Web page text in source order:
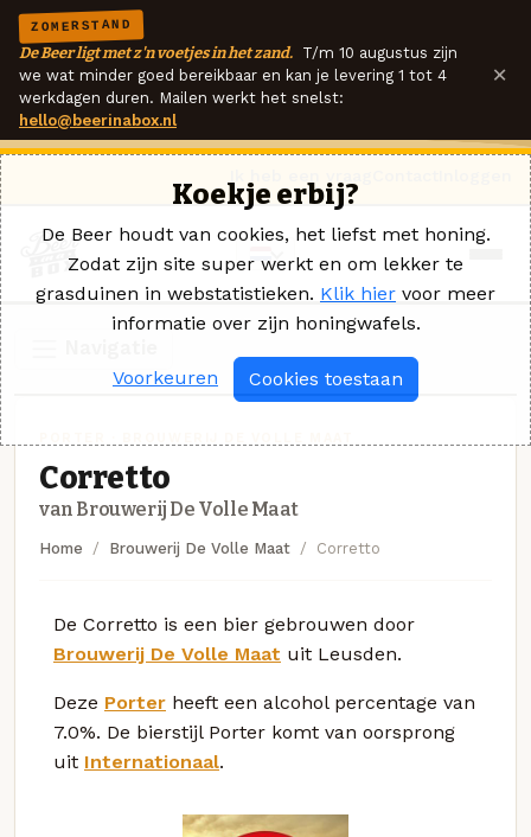
ZOMERSTAND
De Beer ligt met z'n voetjes in het zand. T/m 10 augustus zijn
we wat minder goed bereikbaar en kan je levering 1 tot 4
werkdagen duren. Mailen werkt het snelst:
hello@beerinabox.nl
×
Corretto
van Brouwerij De Volle Maat
Home Brouwerij De Volle Maat Corretto
De Corretto is een bier gebrouwen door
Brouwerij De Volle Maat uit Leusden.
Deze Porter heeft een alcohol percentage van
7.0%. De bierstijl Porter komt van oorsprong
uit Internationaal.
Koekje erbij?
De Beer houdt van cookies, het liefst met honing.
Zodat zijn site super werkt en om lekker te
grasduinen in webstatistieken. Klik hier voor meer
informatie over zijn honingwafels.
Voorkeuren Cookies toestaan